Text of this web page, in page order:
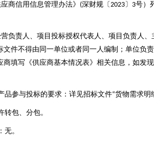
商信用信息管理办法》 (深财规〔 2023 〕 3号）
负责人、项目投标授权代表人、项目负责人
件不得由同一单位或者同一人编制；单位负
填写《供应商基本情况表》相关信息，如发
品参与投标的要求：详见招标文件“货物需求明
包、分包。
。